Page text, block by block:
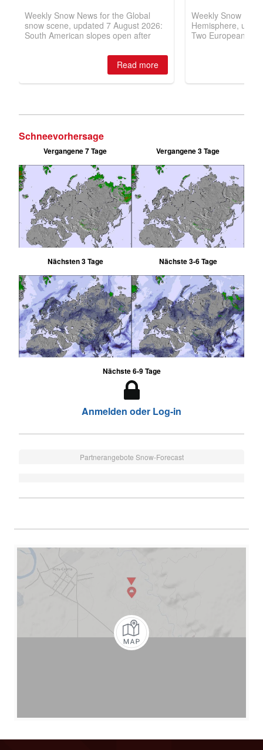
Schneevorhersage
Vergangene 7 Tage Vergangene 3 Tage
Nächsten 3 Tage Nächste 3-6 Tage
Nächste 6-9 Tage
Anmelden oder Log-in
Partnerangebote Snow-Forecast